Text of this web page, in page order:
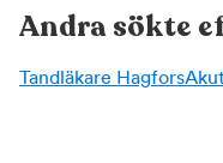
Andra sökte
Tandläkare Hagfors